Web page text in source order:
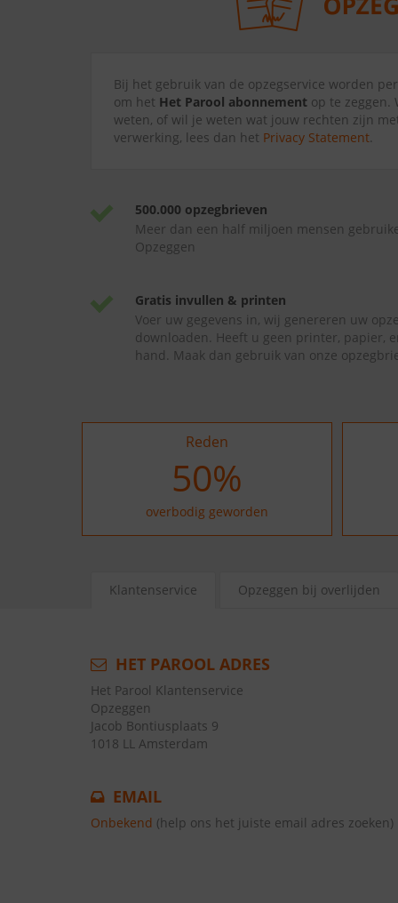
Bij het gebruik van de opzegservice worden
om het Het Parool abonnement op te zeggen.
weten, of wil je weten wat jouw rechten zijn
verwerking, lees dan het Privacy Statement.
500.000 opzegbrieven
Meer dan een half miljoen mensen
Opzeggen
Gratis invullen & printen
Voer uw gegevens in, wij genereren uw
downloaden. Heeft u geen printer, papier,
hand. Maak dan gebruik van onze
Reden
50%
overbodig geworden
Klantenservice Opzeggen bij overlijden
HET PAROOL ADRES
Het Parool Klantenservice
Opzeggen
Jacob Bontiusplaats 9
1018 LL Amsterdam
EMAIL
Onbekend (help ons het juiste email adres zoeken)